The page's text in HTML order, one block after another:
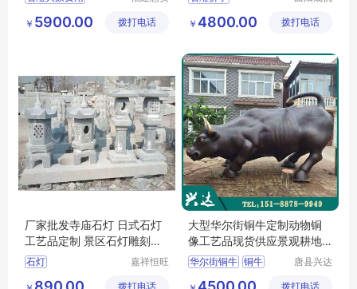
青田中国石雕
业有限公
￥ 5900.00 拨打电话
石雕工艺品
公司
￥ 4800.00 拨打电话
厂家批发寺庙石灯 日式石灯
工艺品定制 景区石灯雕刻公
司
石灯
嘉祥恒旺
拨打电话
大型华尔街铜牛定制动物铜
像工艺品现货供应景观耕地
牛
华尔街铜牛 铜牛
唐县兴达
拨打电话